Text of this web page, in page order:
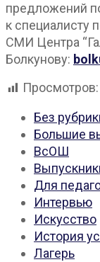
предложений
к специалисту
СМИ Центра
Болкунову:
Просмотров:
Без
Большие
ВсОШ
Для
Интервью
Искусство
История
Лагерь